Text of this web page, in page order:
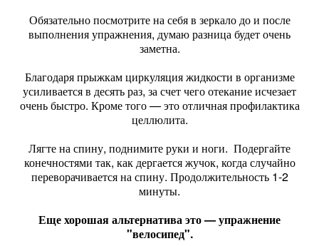
Обязательно посмотрите на себя в зеркало до и после
выполнения упражнения, думаю разница будет очень
заметна.
Благодаря прыжкам циркуляция жидкости в организме
усиливается в десять раз, за счет чего отекание исчезает
очень быстро. Кроме того — это отличная профилактика
целлюлита.
Лягте на спину, поднимите руки и ноги. Подергайте
конечностями так, как дергается жучок, когда случайно
переворачивается на спину. Продолжительность 1-2
минуты.
Еще хорошая альтернатива это — упражнение
"велосипед".